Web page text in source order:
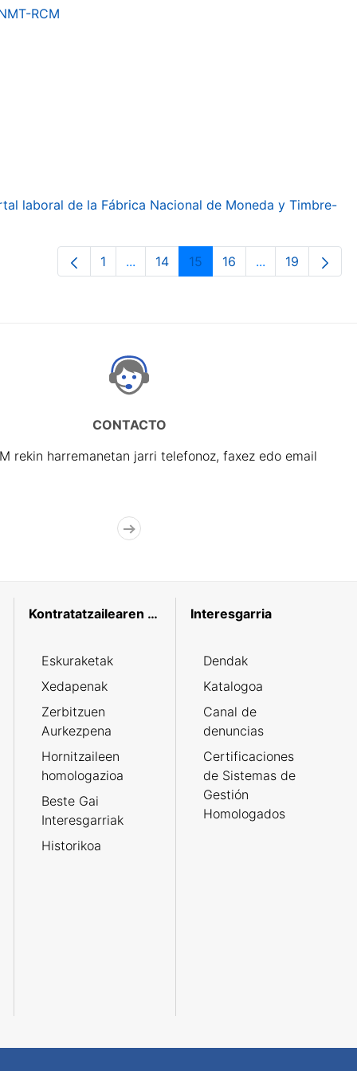
RCM
laboral de la Fábrica Nacional de Moneda y Timbre-
Orrialdea
1 ...Intermediate Pages Use TAB to
Orrialdea
14 Orrialdea
15 Orrialdea
16 ...Intermediate
Orrialdea
19
CONTACTO
rekin harremanetan jarri telefonoz, faxez edo email
Kontratatzailearen profila
Eskuraketak
Xedapenak
Zerbitzuen
Aurkezpena
Hornitzaileen
homologazioa
Beste Gai
Interesgarriak
Historikoa
Interesgarria
Dendak
Katalogoa
Canal de
denuncias
Certificaciones
de Sistemas de
Gestión
Homologados